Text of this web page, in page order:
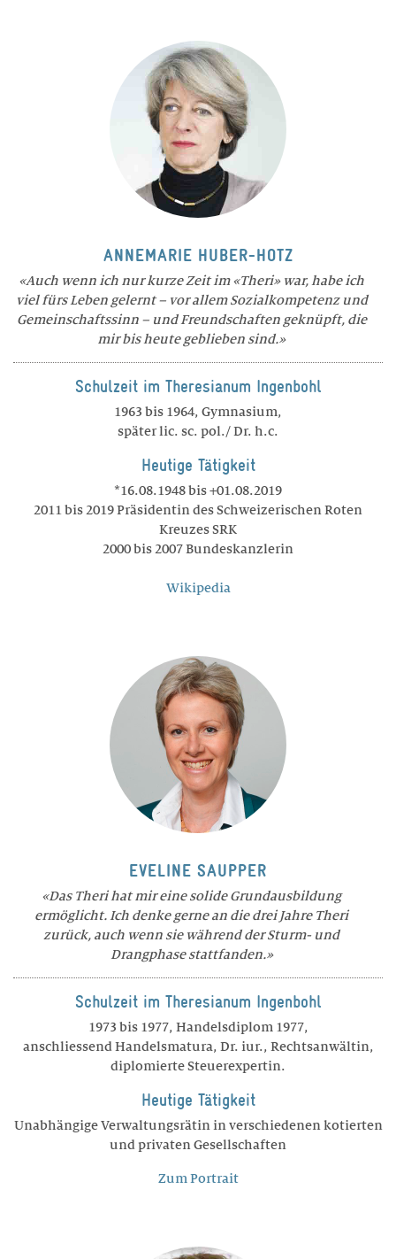
ANNEMARIE HUBER-HOTZ
Auch wenn ich nur kurze Zeit im «Theri» war, habe ich
viel fürs Leben gelernt – vor allem Sozialkompetenz und
Gemeinschaftssinn – und Freundschaften geknüpft, die
mir bis heute geblieben sind.
Schulzeit im Theresianum Ingenbohl
1963 bis 1964, Gymnasium,
später lic. sc. pol./ Dr. h.c.
Heutige Tätigkeit
*16.08.1948 bis +01.08.2019
2011 bis 2019 Präsidentin des Schweizerischen Roten
Kreuzes SRK
2000 bis 2007 Bundeskanzlerin
Wikipedia
EVELINE SAUPPER
Das Theri hat mir eine solide Grundausbildung
ermöglicht. Ich denke gerne an die drei Jahre Theri
zurück, auch wenn sie während der Sturm- und
Drangphase stattfanden.
Schulzeit im Theresianum Ingenbohl
1973 bis 1977, Handelsdiplom 1977,
anschliessend Handelsmatura, Dr. iur., Rechtsanwältin,
diplomierte Steuerexpertin.
Heutige Tätigkeit
Unabhängige Verwaltungsrätin in verschiedenen kotierten
und privaten Gesellschaften
Zum Portrait